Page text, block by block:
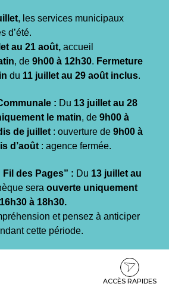
, les services municipaux
d’été.
au 21 août, accueil
, de 9h00 à 12h30. Fermeture
du 11 juillet au 29 août inclus.
: Du 13 juillet au 28
le matin, de 9h00 à
de juillet : ouverture de 9h00 à
d’août : agence fermée.
des Pages” : Du 13 juillet au
sera ouverte uniquement
à 18h30.
et pensez à anticiper
cette période.
ACCÈS RAPIDES